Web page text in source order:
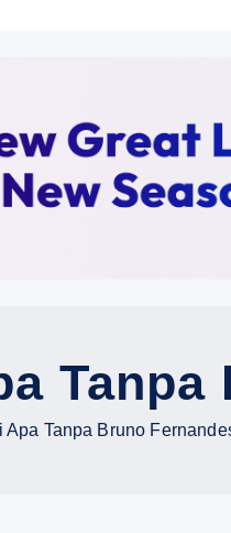
Apa Tanpa Bruno